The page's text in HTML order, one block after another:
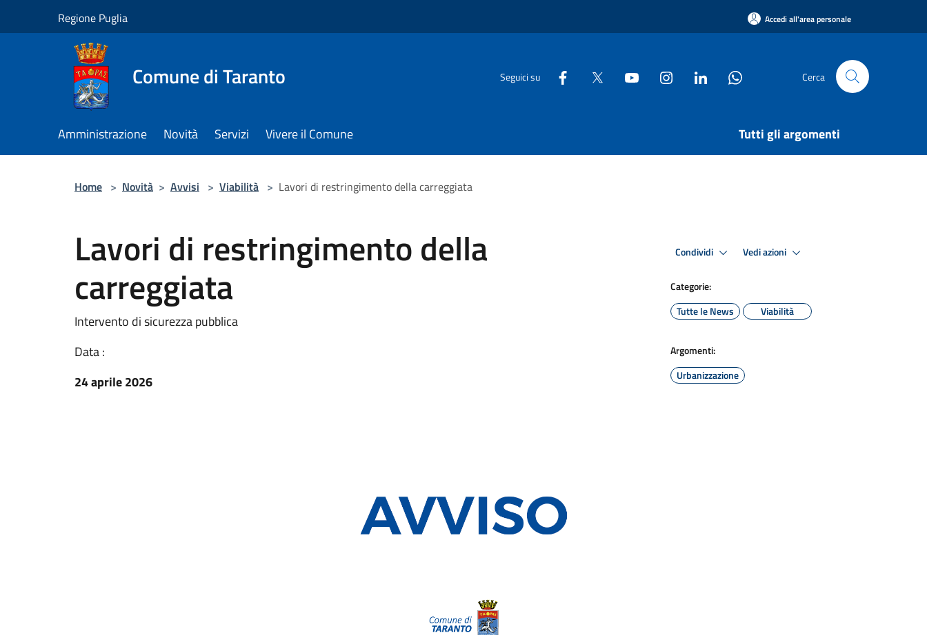
Regione Puglia Accedi all'area personale
Comune di Taranto Seguici su Cerca
Amministrazione Novità Servizi Vivere il Comune Tutti gli argomenti
Home > Novità > Avvisi > Viabilità > Lavori di restringimento della carreggiata
Lavori di restringimento della
carreggiata
Intervento di sicurezza pubblica
Data :
24 aprile 2026
Condividi Vedi azioni
Categorie:
Tutte le News
Viabilità
Argomenti:
Urbanizzazione